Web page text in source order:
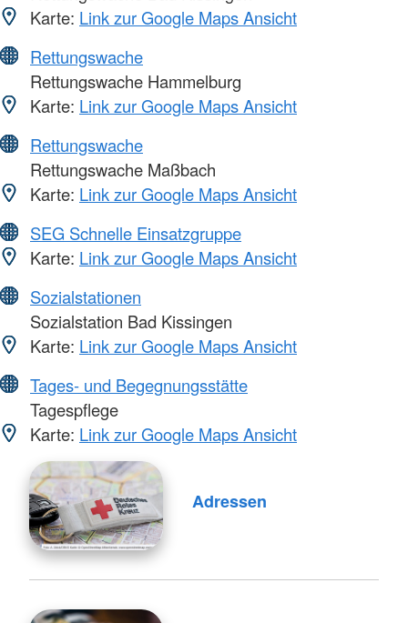
Karte: Link zur Google Maps Ansicht
Rettungswache
Rettungswache Hammelburg
Karte: Link zur Google Maps Ansicht
Rettungswache
Rettungswache Maßbach
Karte: Link zur Google Maps Ansicht
SEG Schnelle Einsatzgruppe
Karte: Link zur Google Maps Ansicht
Sozialstationen
Sozialstation Bad Kissingen
Karte: Link zur Google Maps Ansicht
Tages- und Begegnungsstätte
Tagespflege
Karte: Link zur Google Maps Ansicht
Adressen